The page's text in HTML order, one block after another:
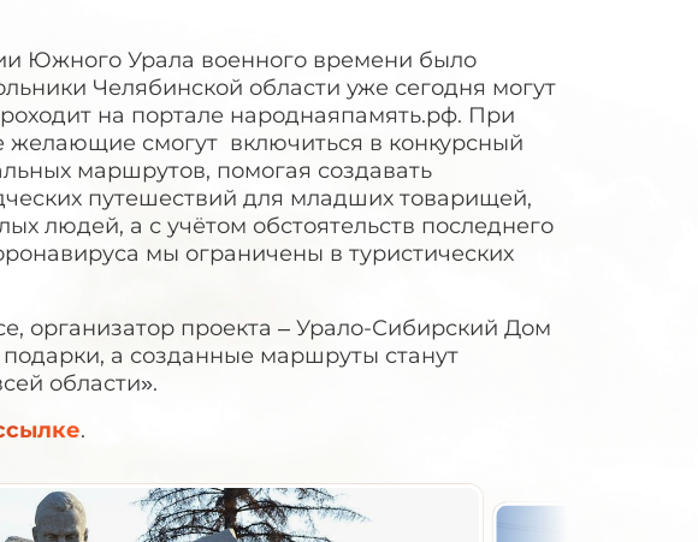
Южного Урала военного времени было
Челябинской области уже сегодня могут
на портале народнаяпамять.рф. При
желающие смогут включиться в конкурсный
маршрутов, помогая создавать
путешествий для младших товарищей,
людей, а с учётом обстоятельств последнего
мы ограничены в туристических
организатор проекта – Урало-Сибирский Дом
а созданные маршруты станут
области».
.